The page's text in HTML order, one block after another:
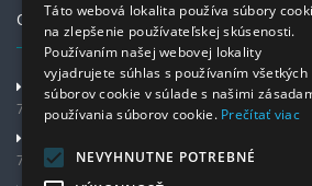
OTVÁRACIE HODINY
Pondelok
7:30 - 11:00 a 11:45 - 15:30
7:30 - 11:00 a 11:45 - 15:30
Táto webová lokalita používa súbory
na zlepšenie používateľskej skúsenosti.
Používaním našej webovej lokality
vyjadrujete súhlas s používaním všetkých
súborov cookie v súlade s našimi
používania súborov cookie. Prečítať viac
NEVYHNUTNE POTREBNÉ